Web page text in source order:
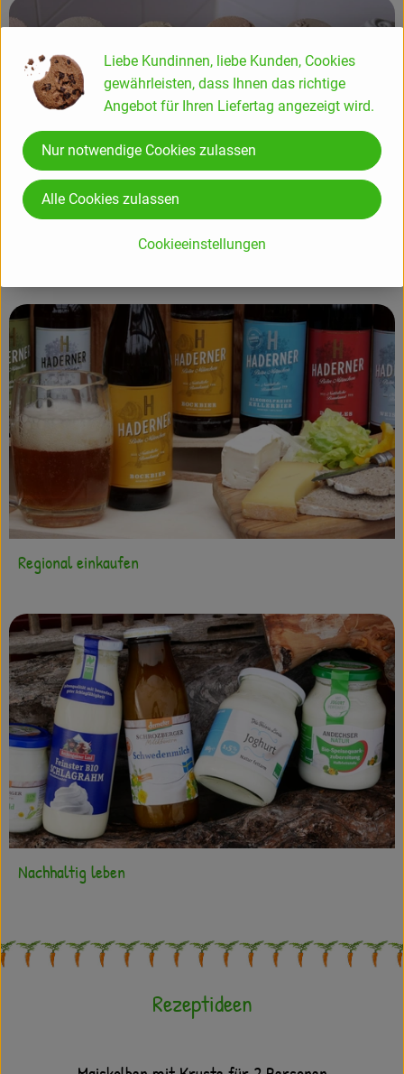
Regional einkaufen
Nachhaltig leben
Rezeptideen
Liebe Kundinnen, liebe Kunden, Cookies
gewährleisten, dass Ihnen das richtige
Angebot für Ihren Liefertag angezeigt wird.
Cookieeinstellungen
Nur notwendige Cookies zulassen
Alle Cookies zulassen